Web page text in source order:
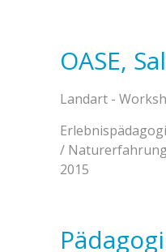
OASE,
Landart -
/
2015